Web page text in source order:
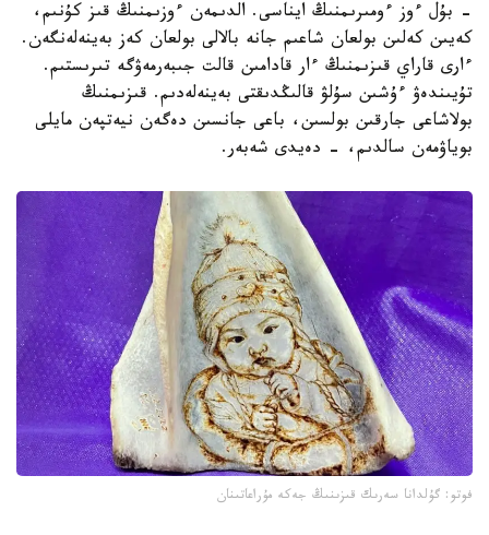
- بۇل ءوز ءومىرىمنىڭ ايناسى. الدىمەن ءوزىمنىڭ قىز كۇنىم،
كەيىن كەلىن بولعان شاعىم جانە بالالى بولعان كەز بەينەلەنگەن.
ءارى قاراي قىزىمنىڭ ءار قادامىن قالت جىبەرمەۋگە تىرىستىم.
تۇيىندەۋ ءۇشىن سۇلۋ قالىڭدىقتى بەينەلەدىم. قىزىمنىڭ
بولاشاعى جارقىن بولسىن، باعى جانسىن دەگەن نيەتپەن مايلى
بوياۋمەن سالدىم، - دەيدى شەبەر.
فوتو: گۇلدانا سەرىك قىزىنىڭ جەكە مۇراعاتىنان